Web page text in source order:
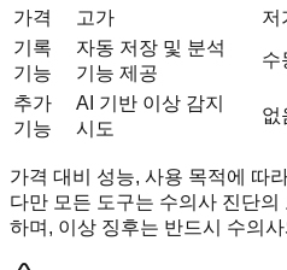
가격 고가 저
기록
기능
자동 저장 및 분석
기능 제공
수
추가
기능
AI 기반 이상 감지
시도
없
가격 대비 성능, 사용 목적에 따
다만 모든 도구는 수의사 진단
하며, 이상 징후는 반드시 수의